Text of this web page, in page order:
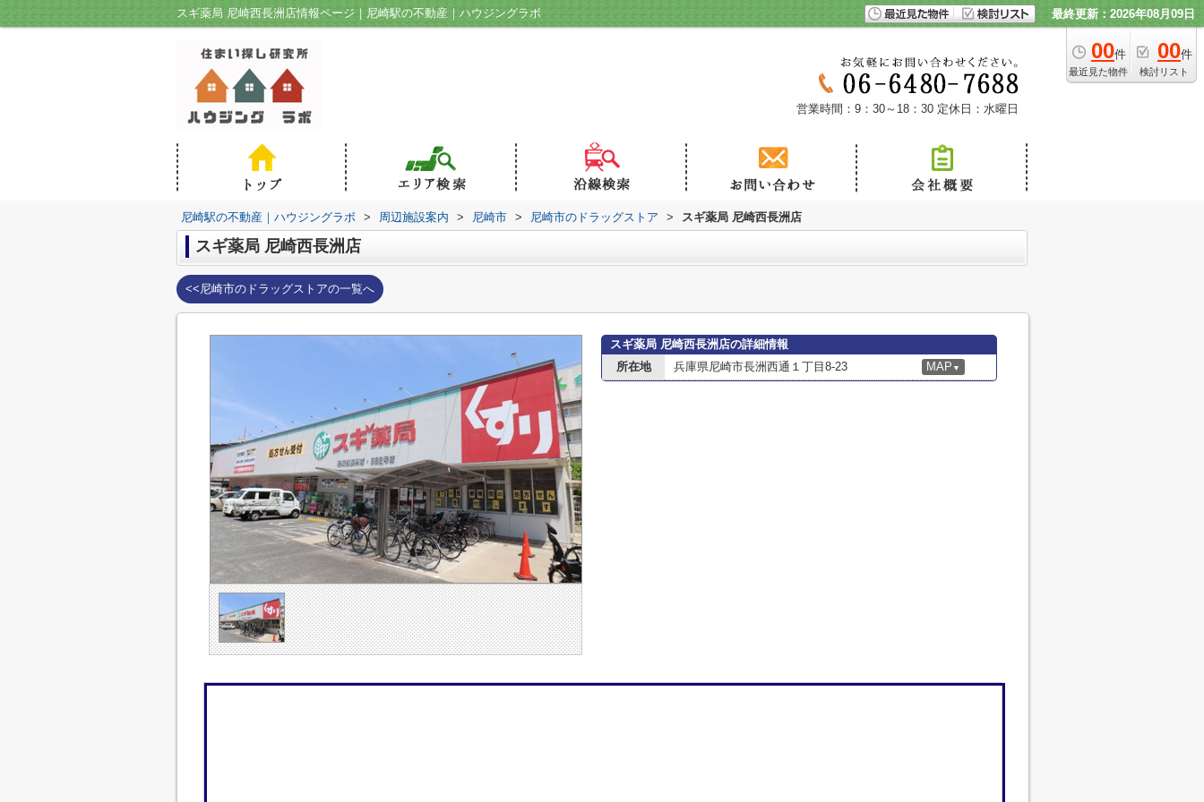
スギ薬局 尼崎西長洲店情報ページ｜尼崎駅の不動産｜ハウジングラボ 最終更新：2026年08月09日
00件
最近見た物件
00件
検討リスト
営業時間：9：30～18：30 定休日：水曜日
尼崎駅の不動産｜ハウジングラボ > 周辺施設案内 > 尼崎市 > 尼崎市のドラッグストア > スギ薬局 尼崎西長洲店
スギ薬局 尼崎西長洲店
<<尼崎市のドラッグストアの一覧へ
スギ薬局 尼崎西長洲店の詳細情報
所在地
兵庫県尼崎市長洲西通１丁目8-23 MAP ▼